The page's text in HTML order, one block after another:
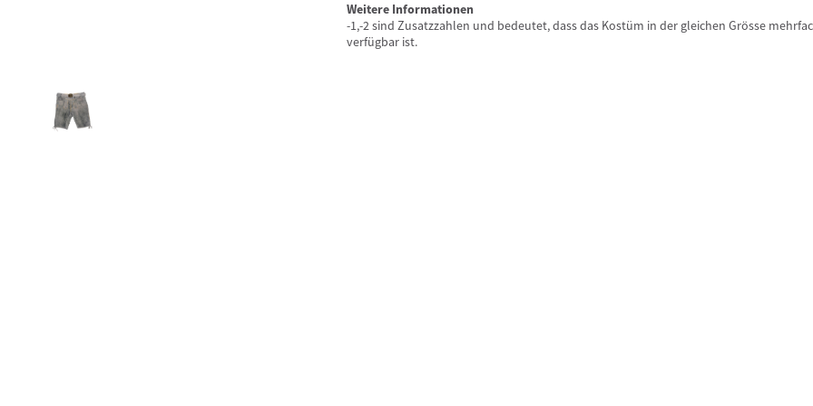
Weitere Informationen
-1,-2 sind Zusatzzahlen und bedeutet, dass das Kostüm in der gleichen Grösse
verfügbar ist.